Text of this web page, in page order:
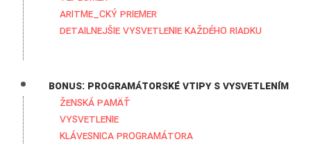
Aritme_cký priemer
Detailnejšie vysvetlenie každého riadku
Bonus: Programátorské vtipy s vysvetlením
Ženská pamäť
Vysvetlenie
Klávesnica programátora